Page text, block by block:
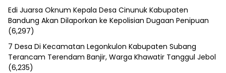
Edi Juarsa Oknum Kepala Desa Cinunuk Kabupaten
Bandung Akan Dilaporkan ke Kepolisian Dugaan Penipuan
(6,297)
7 Desa Di Kecamatan Legonkulon Kabupaten Subang
Terancam Terendam Banjir, Warga Khawatir Tanggul Jebol
(6,235)